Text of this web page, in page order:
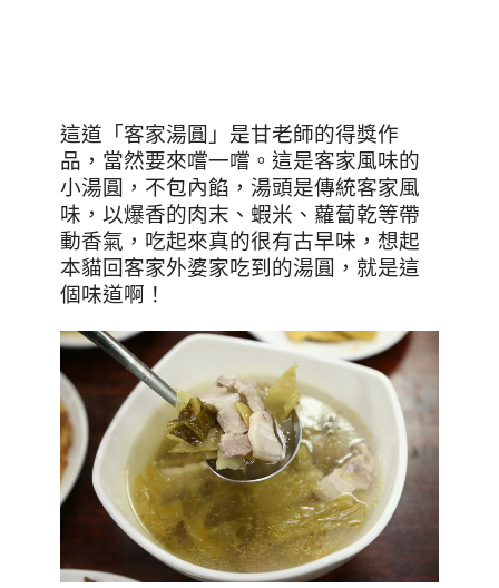
這道「客家湯圓」是甘老師的得獎作
品，當然要來嚐一嚐。這是客家風味的
小湯圓，不包內餡，湯頭是傳統客家風
味，以爆香的肉末、蝦米、蘿蔔乾等帶
動香氣，吃起來真的很有古早味，想起
本貓回客家外婆家吃到的湯圓，就是這
個味道啊！